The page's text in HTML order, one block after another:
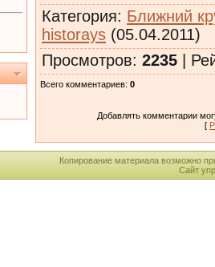
Категория: Ближний
historays (05.04.2011)
Просмотров: 2235 |
Всего комментариев: 0
Добавлять комментарии
[
Копирование материала возможно
Сайт